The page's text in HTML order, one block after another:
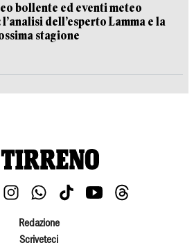
bollente ed eventi meteo
dell’esperto Lamma e la
stagione
Redazione
Scriveteci